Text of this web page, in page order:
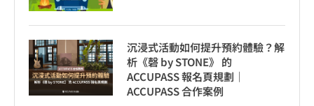
沉浸式活動如何提升預約體驗？解
析《磬 by STONE》 的
ACCUPASS 報名頁規劃｜
ACCUPASS 合作案例